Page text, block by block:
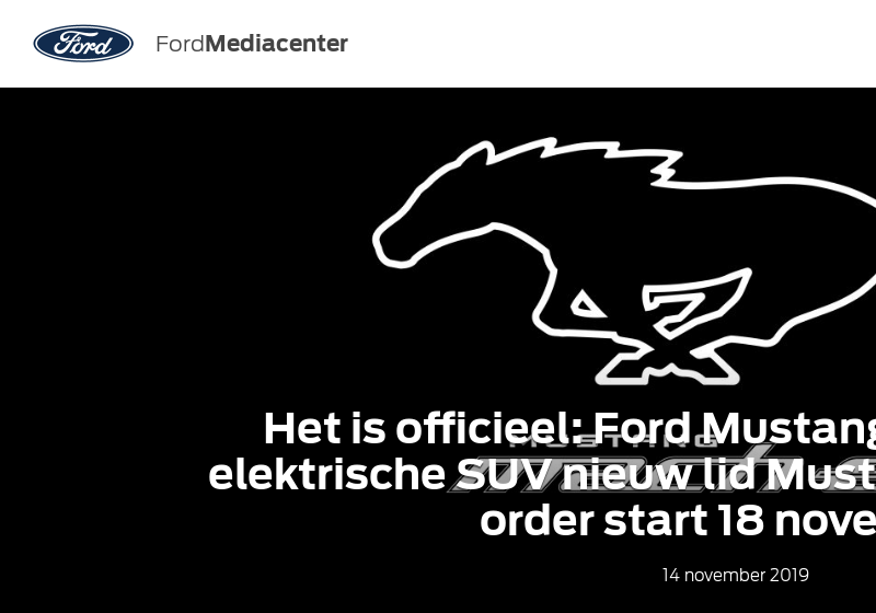
FordMediacenter
Het is officieel: Ford
elektrische SUV nieuw lid
order start 18
14 november 2019